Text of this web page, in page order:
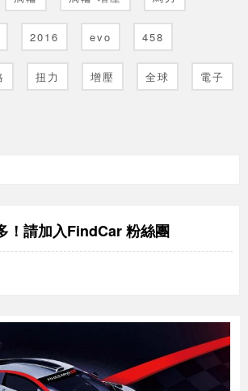
2016 evo 458
扭力 增壓 全球 電子
！請加入FindCar 粉絲團